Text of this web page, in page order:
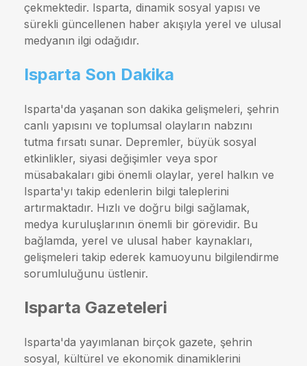
çekmektedir. Isparta, dinamik sosyal yapısı ve
sürekli güncellenen haber akışıyla yerel ve ulusal
medyanın ilgi odağıdır.
Isparta Son Dakika
Isparta'da yaşanan son dakika gelişmeleri, şehrin
canlı yapısını ve toplumsal olayların nabzını
tutma fırsatı sunar. Depremler, büyük sosyal
etkinlikler, siyasi değişimler veya spor
müsabakaları gibi önemli olaylar, yerel halkın ve
Isparta'yı takip edenlerin bilgi taleplerini
artırmaktadır. Hızlı ve doğru bilgi sağlamak,
medya kuruluşlarının önemli bir görevidir. Bu
bağlamda, yerel ve ulusal haber kaynakları,
gelişmeleri takip ederek kamuoyunu bilgilendirme
sorumluluğunu üstlenir.
Isparta Gazeteleri
Isparta'da yayımlanan birçok gazete, şehrin
sosyal, kültürel ve ekonomik dinamiklerini